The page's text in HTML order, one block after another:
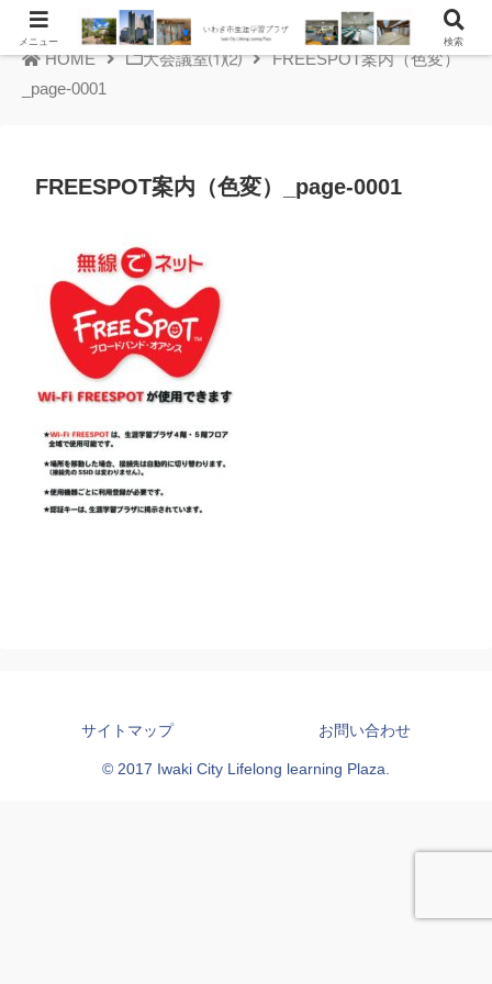
HOME 大会議室⑴⑵
FREESPOT案内（色変）
_page-0001
FREESPOT案内（色変）_page-0001
サイトマップ お問い合わせ
© 2017 Iwaki City Lifelong learning Plaza.
メニュー 検索